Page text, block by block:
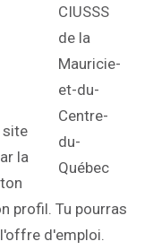
site
la
profil. Tu pourras
d'emploi.